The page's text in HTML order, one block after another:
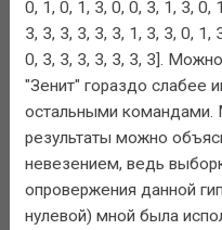
0, 1, 0, 1, 3, 0, 0, 3, 1, 3, 0,
3, 3, 3, 3, 3, 3, 1, 3, 3, 0, 1,
0, 3, 3, 3, 3, 3, 3, 3].
"Зенит" гораздо слабее
остальными
результаты можно
невезением, ведь
опровержения данной
нулевой) мной была